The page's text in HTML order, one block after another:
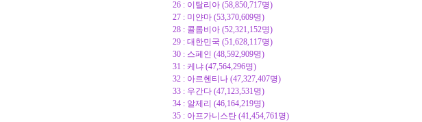
26 : 이탈리아 (58,850,717명)
27 : 미얀마 (53,370,609명)
28 : 콜롬비아 (52,321,152명)
29 : 대한민국 (51,628,117명)
30 : 스페인 (48,592,909명)
31 : 케냐 (47,564,296명)
32 : 아르헨티나 (47,327,407명)
33 : 우간다 (47,123,531명)
34 : 알제리 (46,164,219명)
35 : 아프가니스탄 (41,454,761명)